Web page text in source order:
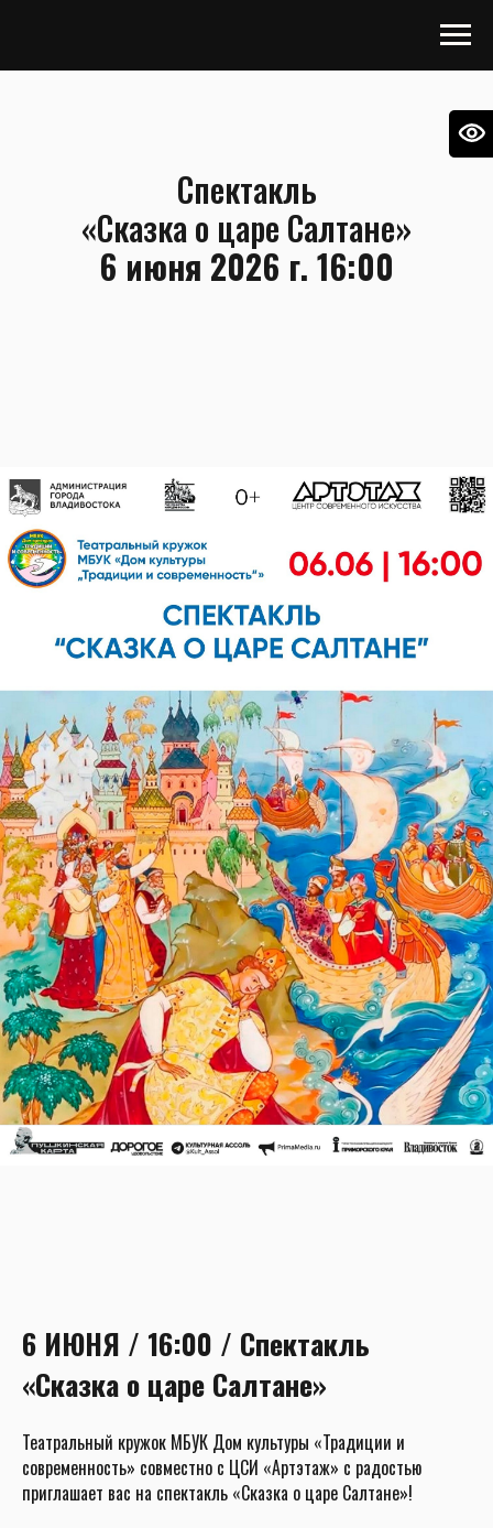
Спектакль
«Сказка о царе Салтане»
6 июня 2026 г. 16:00
6 ИЮНЯ / 16:00 / Спектакль
«Сказка о царе Салтане»
Театральный кружок МБУК Дом культуры «Традиции и
современность» совместно с ЦСИ «Артэтаж» с радостью
приглашает вас на спектакль «Сказка о царе Салтане»!